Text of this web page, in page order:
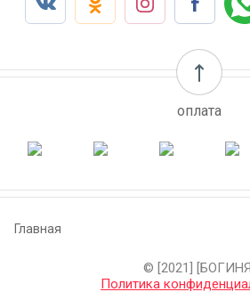
оплата
Главная
© [2021]
Политика